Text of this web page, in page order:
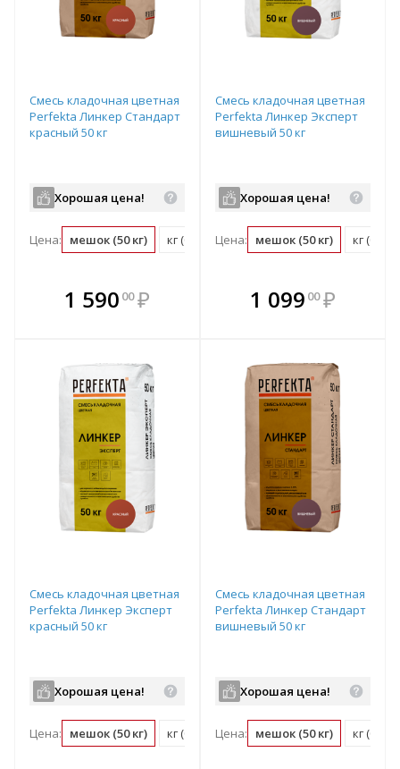
Смесь кладочная цветная
Perfekta Линкер Стандарт
красный 50 кг
Хорошая цена!
Цена: мешок (50 кг) кг (0.02 мешок)
1 590 00 ₽
В комплекте
всегда выгоднее!
Смесь кладочная цветная
Perfekta Линкер Эксперт
вишневый 50 кг
Хорошая цена!
Цена: мешок (50 кг) кг (0.02
В комплекте
всегда выгоднее!
1 099 00 ₽
Смесь кладочная цветная
Perfekta Линкер Эксперт
красный 50 кг
Хорошая цена!
Цена: мешок (50 кг) кг (0.02 мешок)
Смесь кладочная цветная
Perfekta Линкер Стандарт
вишневый 50 кг
Хорошая цена!
Цена: мешок (50 кг) кг (0.02